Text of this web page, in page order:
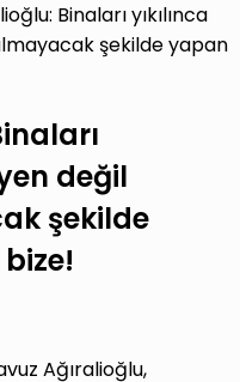
Binaları yıkılınca
şekilde yapan
değil
şekilde
Ağıralioğlu,